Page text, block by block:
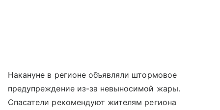
Накануне в регионе объявляли штормовое
предупреждение из-за невыносимой жары.
Спасатели рекомендуют жителям региона